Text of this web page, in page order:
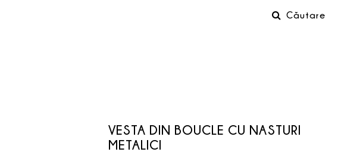
Căutare
VESTA DIN BOUCLE CU NASTURI
METALICI